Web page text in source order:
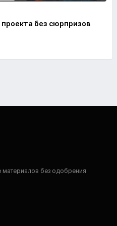
без сюрпризов
материалов без одобрения